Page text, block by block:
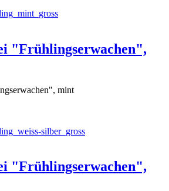
"Frühlingserwachen",
mint
"Frühlingserwachen",